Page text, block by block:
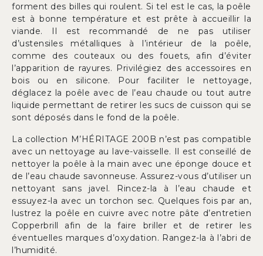
forment des billes qui roulent. Si tel est le cas, la poêle
est à bonne température et est prête à accueillir la
viande. Il est recommandé de ne pas utiliser
d’ustensiles métalliques à l’intérieur de la poêle,
comme des couteaux ou des fouets, afin d’éviter
l’apparition de rayures. Privilégiez des accessoires en
bois ou en silicone. Pour faciliter le nettoyage,
déglacez la poêle avec de l’eau chaude ou tout autre
liquide permettant de retirer les sucs de cuisson qui se
sont déposés dans le fond de la poêle.
La collection M’HÉRITAGE 200B n’est pas compatible
avec un nettoyage au lave-vaisselle. Il est conseillé de
nettoyer la poêle à la main avec une éponge douce et
de l’eau chaude savonneuse. Assurez-vous d’utiliser un
nettoyant sans javel. Rincez-la à l’eau chaude et
essuyez-la avec un torchon sec. Quelques fois par an,
lustrez la poêle en cuivre avec notre pâte d’entretien
Copperbrill afin de la faire briller et de retirer les
éventuelles marques d’oxydation. Rangez-la à l’abri de
l’humidité.